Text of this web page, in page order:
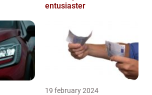
entusiaster
19 february 2024